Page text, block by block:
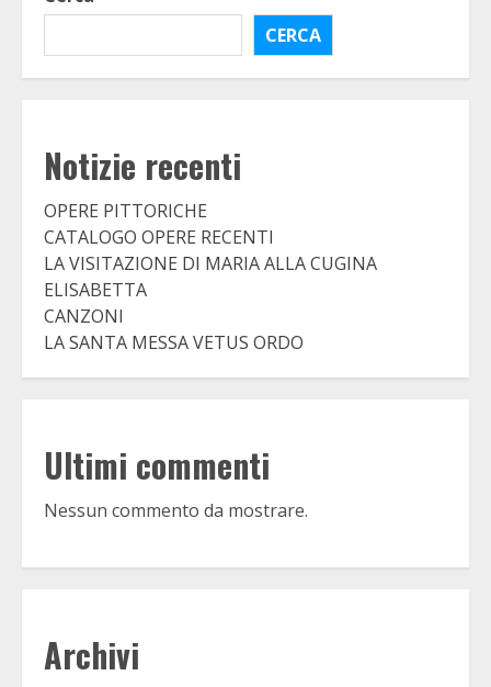
CERCA
Notizie recenti
OPERE PITTORICHE
CATALOGO OPERE RECENTI
LA VISITAZIONE DI MARIA ALLA CUGINA
ELISABETTA
CANZONI
LA SANTA MESSA VETUS ORDO
Ultimi commenti
Nessun commento da mostrare.
Archivi